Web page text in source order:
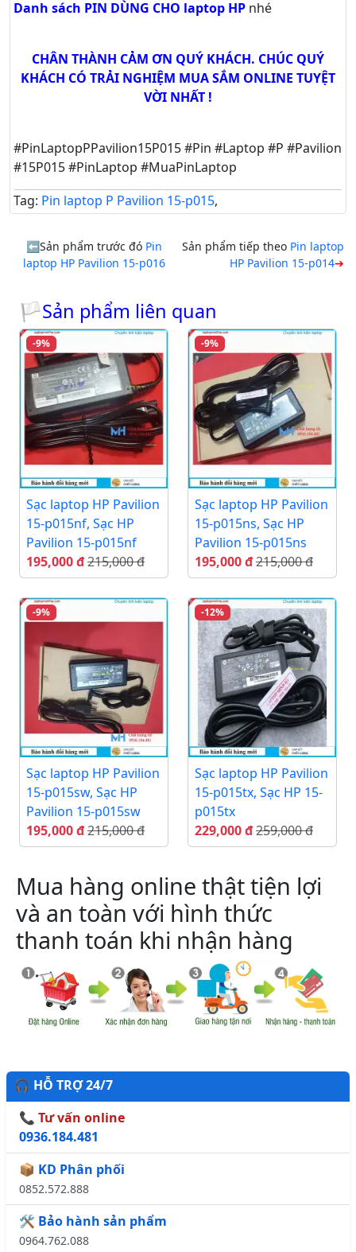
Danh sách PIN DÙNG CHO laptop HP nhé
CHÂN THÀNH CẢM ƠN QUÝ KHÁCH. CHÚC QUÝ
KHÁCH CÓ TRẢI NGHIỆM MUA SẮM ONLINE TUYỆT
VỜI NHẤT !
#PinLaptopPPavilion15P015 #Pin #Laptop #P #Pavilion
#15P015 #PinLaptop #MuaPinLaptop
Tag: Pin laptop P Pavilion 15-p015,
Sản phẩm trước đó Pin
laptop HP Pavilion 15-p016
Sản phẩm tiếp theo Pin laptop
HP Pavilion 15-p014
🏳Sản phẩm liên quan
-9%
Sạc laptop HP Pavilion
15-p015nf, Sạc HP
Pavilion 15-p015nf
195,000 đ215,000 đ
-9%
Sạc laptop HP Pavilion
15-p015ns, Sạc HP
Pavilion 15-p015ns
195,000 đ215,000 đ
-9%
Sạc laptop HP Pavilion
15-p015sw, Sạc HP
Pavilion 15-p015sw
195,000 đ215,000 đ
-12%
Sạc laptop HP Pavilion
15-p015tx, Sạc HP 15-
p015tx
229,000 đ259,000 đ
Mua hàng online thật tiện lợi
và an toàn với hình thức
thanh toán khi nhận hàng
🎧 HỖ TRỢ 24/7
📞 Tư vấn online
0936.184.481
📦 KD Phân phối
0852.572.888
🛠️ Bảo hành sản phẩm
0964.762.088